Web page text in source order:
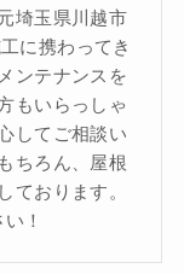
埼玉県川越市
に携わってき
ンテナンスを
もいらっしゃ
してご相談い
ちろん、屋根
ております。
！